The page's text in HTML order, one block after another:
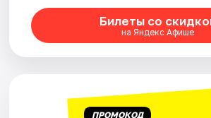
Билеты со
на Яндекс Афише
ПРОМОКОД